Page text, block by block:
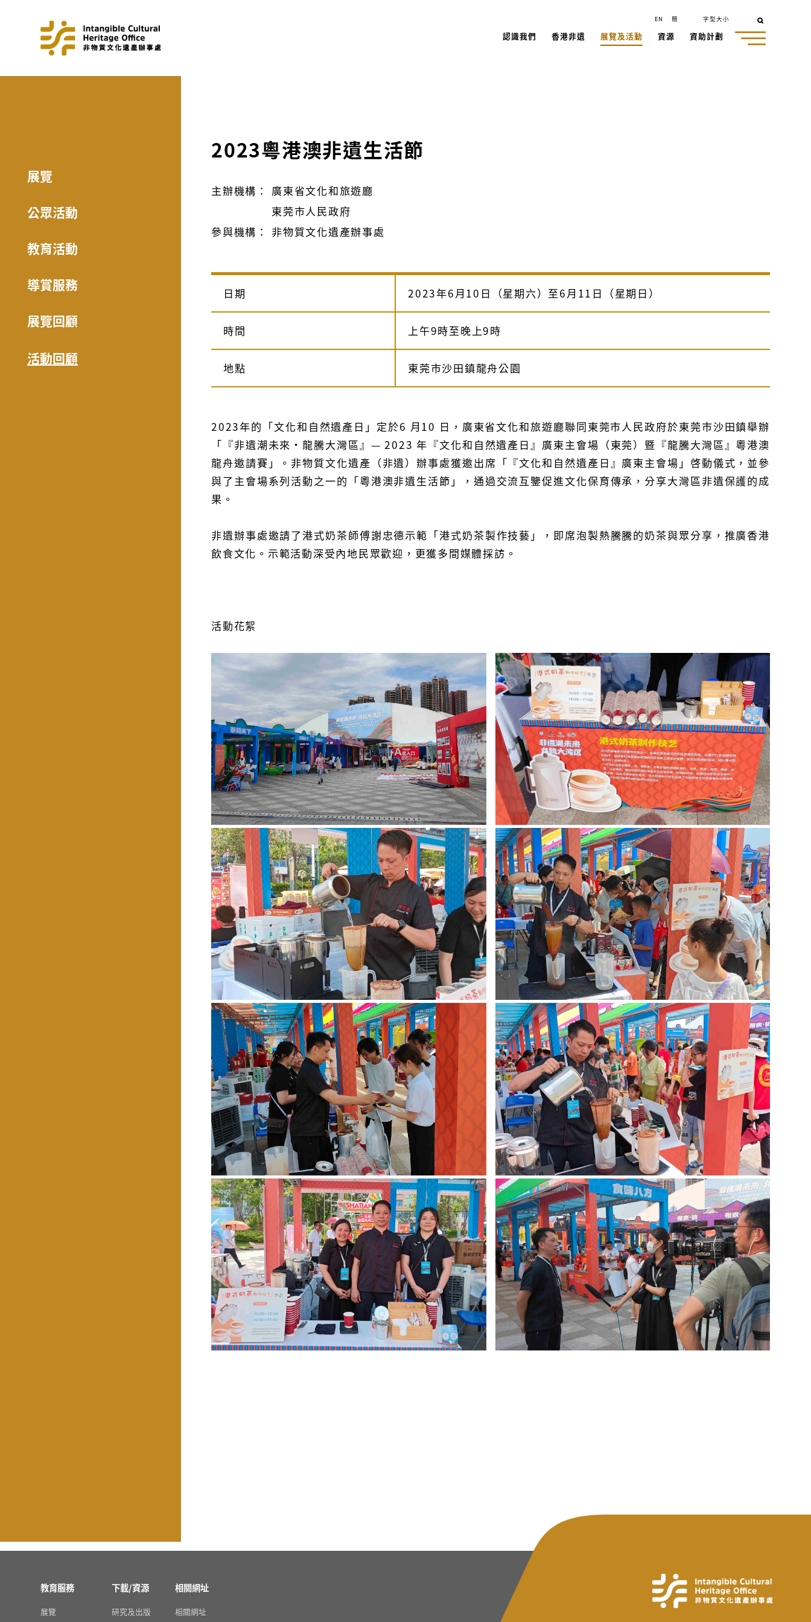
認識我們 香港非遺 展覽及活動 資源 資助計劃
EN 簡 字型大小
展覽
公眾活動
教育活動
導賞服務
展覽回顧
活動回顧
2023粵港澳非遺生活節
主辦機構：
廣東省文化和旅遊廳
東莞市人民政府
參與機構：
非物質文化遺產辦事處
日期 2023年6月10日（星期六）至6月11日（星期日）
時間 上午9時至晚上9時
地點 東莞市沙田鎮龍舟公園
2023年的「文化和自然遺產日」定於6 月10 日，廣東省文化和旅遊廳聯同東莞市人民政府於東莞市沙田鎮舉辦
「『非遺潮未來‧龍騰大灣區』— 2023 年『文化和自然遺產日』廣東主會場（東莞）暨『龍騰大灣區』粵港澳
龍舟邀請賽」。非物質文化遺產（非遺）辦事處獲邀出席「『文化和自然遺產日』廣東主會場」啓動儀式，並參
與了主會場系列活動之一的「粵港澳非遺生活節」，通過交流互鑒促進文化保育傳承，分享大灣區非遺保護的成
果。
非遺辦事處邀請了港式奶茶師傅謝忠德示範「港式奶茶製作技藝」，即席泡製熱騰騰的奶茶與眾分享，推廣香港
飲食文化。示範活動深受內地民眾歡迎，更獲多間媒體採訪。
活動花絮
教育服務
展覽
下載/資源
研究及出版
相關網址
相關網址